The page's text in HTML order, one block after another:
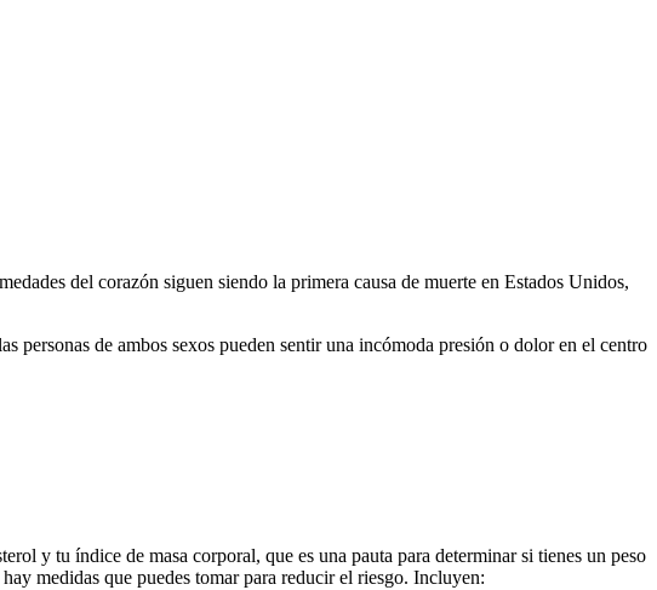
del corazón siguen siendo la primera causa de muerte en Estados Unidos,
de ambos sexos pueden sentir una incómoda presión o dolor en el centro
y tu índice de masa corporal, que es una pauta para determinar si tienes un peso
medidas que puedes tomar para reducir el riesgo. Incluyen: